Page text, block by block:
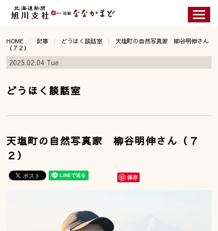
HOME 記事 どうほく談話室
天塩町の自然写真家 柳谷明伸さん
（７２）
2025.02.04 Tue
どうほく談話室
天塩町の自然写真家 柳谷明伸さん（７
２）
保存